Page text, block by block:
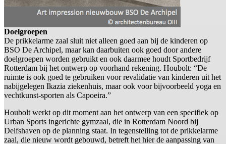
Doelgroepen
De prikkelarme zaal sluit niet alleen goed aan bij de kinderen op
BSO De Archipel, maar kan daarbuiten ook goed door andere
doelgroepen worden gebruikt en ook daarmee houdt Sportbedrijf
Rotterdam bij het ontwerp op voorhand rekening. Houbolt: “De
ruimte is ook goed te gebruiken voor revalidatie van kinderen uit het
nabijgelegen Ikazia ziekenhuis, maar ook voor bijvoorbeeld yoga en
vechtkunst-sporten als Capoeira.”
Houbolt werkt op dit moment aan het ontwerp van een specifiek op
Urban Sports ingerichte gymzaal, die in Rotterdam Noord bij
Delfshaven op de planning staat. In tegenstelling tot de prikkelarme
zaal, die nieuw wordt gebouwd, betreft het hier de aanpassing van